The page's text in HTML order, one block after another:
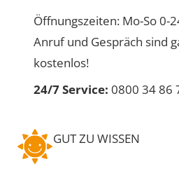
Öffnungszeiten: Mo-So 0-
Anruf und Gespräch sind
kostenlos!
24/7 Service: 0800 34 86
GUT ZU WISSEN